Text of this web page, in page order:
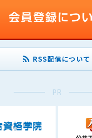
RSS配信について
PR
金の支払が遅延した場合
管理者が不適当と判断した場合
スの変更・中止等）
員の承諾なく、本サービス内
、本サービスの運営を中止ま
します。これに起因する会員
個人情報）
住所、性別、年齢、メールア
関連して管理者が知り得た会